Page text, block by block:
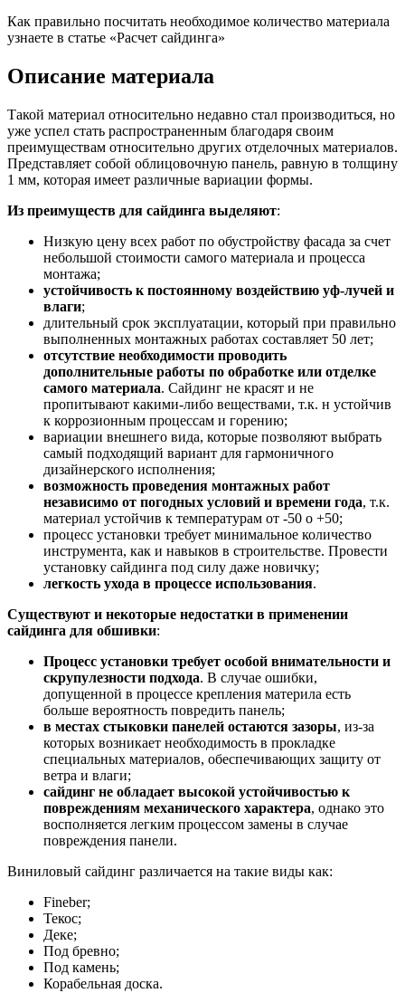
Как правильно посчитать необходимое количество материала
узнаете в статье «Расчет сайдинга»
Описание материала
Такой материал относительно недавно стал производиться, но
уже успел стать распространенным благодаря своим
преимуществам относительно других отделочных материалов.
Представляет собой облицовочную панель, равную в толщину
1 мм, которая имеет различные вариации формы.
Из преимуществ для сайдинга выделяют:
Низкую цену всех работ по обустройству фасада за счет
небольшой стоимости самого материала и процесса
монтажа;
устойчивость к постоянному воздействию уф-лучей и
влаги;
длительный срок эксплуатации, который при правильно
выполненных монтажных работах составляет 50 лет;
отсутствие необходимости проводить
дополнительные работы по обработке или отделке
самого материала. Сайдинг не красят и не
пропитывают какими-либо веществами, т.к. н устойчив
к коррозионным процессам и горению;
вариации внешнего вида, которые позволяют выбрать
самый подходящий вариант для гармоничного
дизайнерского исполнения;
возможность проведения монтажных работ
независимо от погодных условий и времени года, т.к.
материал устойчив к температурам от -50 о +50;
процесс установки требует минимальное количество
инструмента, как и навыков в строительстве. Провести
установку сайдинга под силу даже новичку;
легкость ухода в процессе использования.
Существуют и некоторые недостатки в применении
сайдинга для обшивки:
Процесс установки требует особой внимательности и
скрупулезности подхода. В случае ошибки,
допущенной в процессе крепления материла есть
больше вероятность повредить панель;
в местах стыковки панелей остаются зазоры, из-за
которых возникает необходимость в прокладке
специальных материалов, обеспечивающих защиту от
ветра и влаги;
сайдинг не обладает высокой устойчивостью к
повреждениям механического характера, однако это
восполняется легким процессом замены в случае
повреждения панели.
Виниловый сайдинг различается на такие виды как:
Fineber;
Текос;
Деке;
Под бревно;
Под камень;
Корабельная доска.